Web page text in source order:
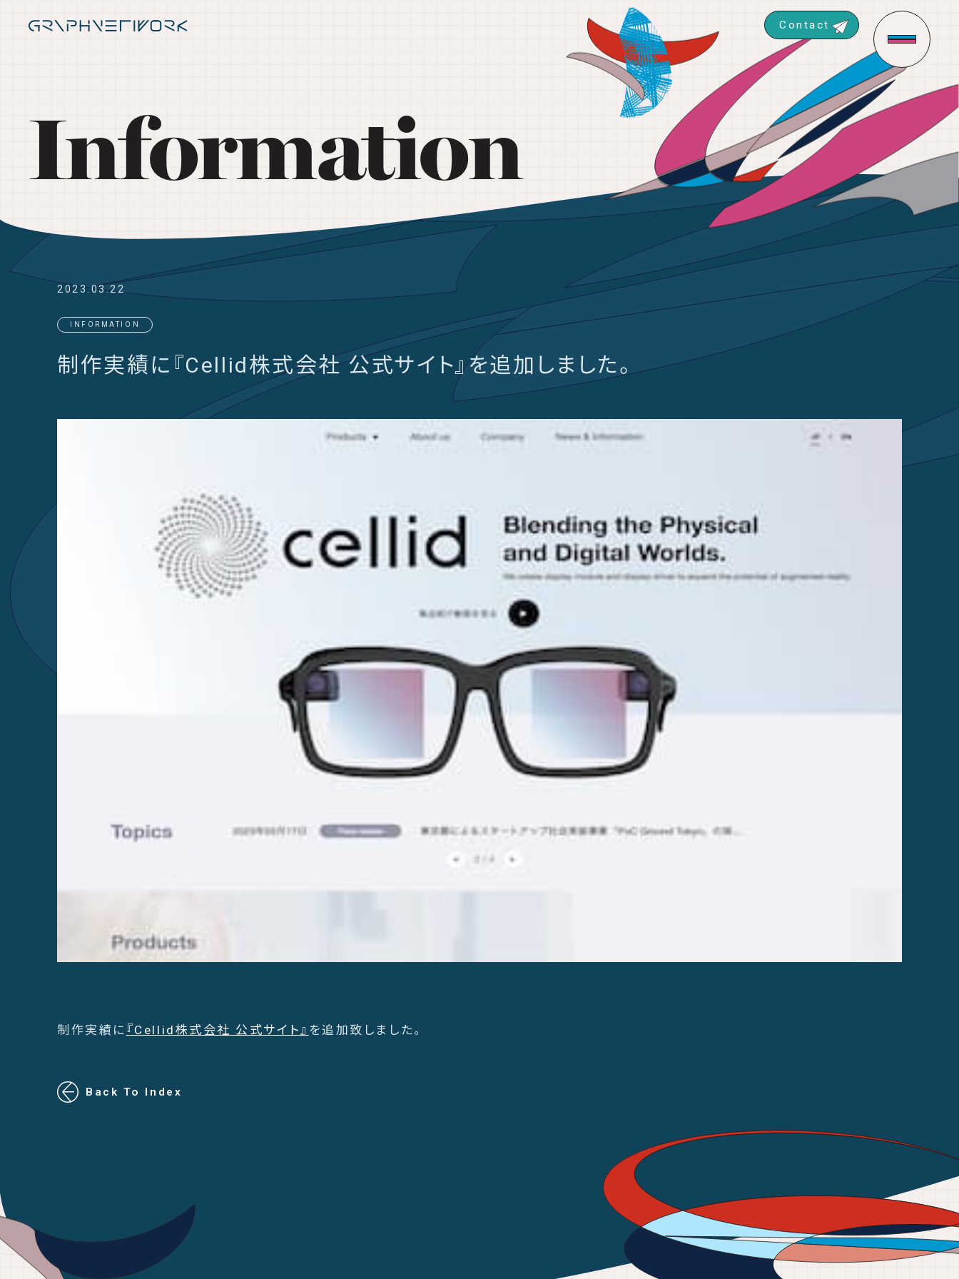
Contact
Information
2023.03.22
INFORMATION
制作実績に『Cellid株式会社 公式サイト』を追加しました。
制作実績に 『Cellid株式会社 公式サイト』 を追加致しました。
Back To Index